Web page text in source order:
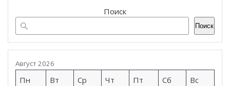
Поиск
Поиск
Август 2026
Пн Вт Ср Чт Пт Сб
Вс